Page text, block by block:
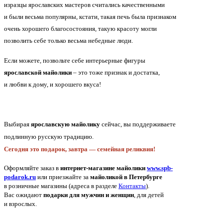
изразцы ярославских мастеров считались качественными
и были весьма популярны, кстати, такая печь была признаком
очень хорошего благосостояния, такую красоту могли
позволить себе только весьма небедные люди.
Если можете, позвольте себе интерьерные фигуры
ярославской майолики – это тоже признак и достатка,
и любви к дому, и хорошего вкуса!
Выбирая ярославскую майолику сейчас, вы поддерживаете
подлинную русскую традицию.
Сегодня это подарок, завтра — семейная реликвия!
Оформляйте заказ в интернет-магазине майолики www.spb-
podarok.ru или приезжайте за майоликой в Петербурге
в розничные магазины (адреса в разделе Контакты).
Вас ожидают подарки для мужчин и женщин , для детей
и взрослых.